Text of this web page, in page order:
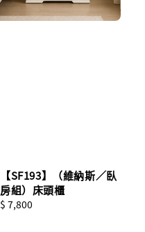
【SF193】（維納斯／臥
房組）床頭櫃
Regular
$ 7,800